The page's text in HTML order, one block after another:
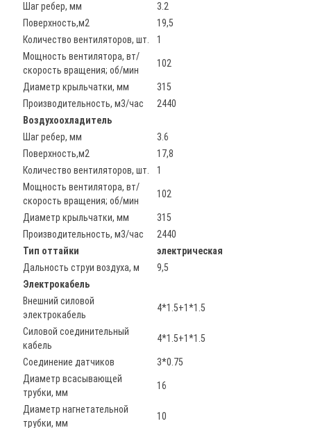
Шаг ребер, мм
3.2
Поверхность,м2
19,5
Количество вентиляторов, шт.
1
Мощность вентилятора, вт/
скорость вращения; об/мин
102
Диаметр крыльчатки, мм
315
Производительность, м3/час
2440
Воздухоохладитель
Шаг ребер, мм
3.6
Поверхность,м2
17,8
Количество вентиляторов, шт.
1
Мощность вентилятора, вт/
скорость вращения; об/мин
102
Диаметр крыльчатки, мм
315
Производительность, м3/час
2440
Тип оттайки
электрическая
Дальность струи воздуха, м
9,5
Электрокабель
Внешний силовой
электрокабель
4*1.5+1*1.5
Силовой соединительный
кабель
4*1.5+1*1.5
Соединение датчиков
3*0.75
Диаметр всасывающей
трубки, мм
16
Диаметр нагнетательной
трубки, мм
10